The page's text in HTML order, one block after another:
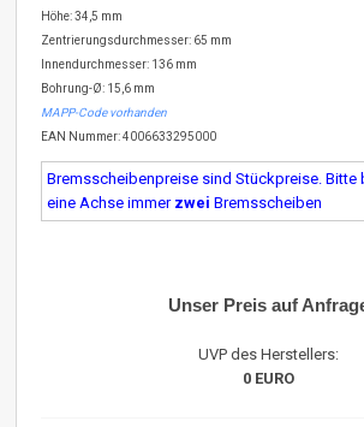
Höhe: 34,5 mm
Zentrierungsdurchmesser: 65 mm
Innendurchmesser: 136 mm
Bohrung-Ø: 15,6 mm
MAPP-Code vorhanden
EAN Nummer: 4006633295000
Bremsscheibenpreise sind Stückpreise. Bitte
eine Achse immer zwei Bremsscheiben
Unser Preis auf
UVP des Herstellers:
0 EURO